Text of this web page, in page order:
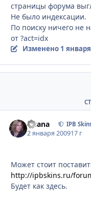
страницы форума
Не было индексации.
По поиску ничего не
от ?act=idx
Изменено 1
Fisana IPB
2 января 200917 г
Может стоит
http://ipbskins.ru/
Будет как здесь.